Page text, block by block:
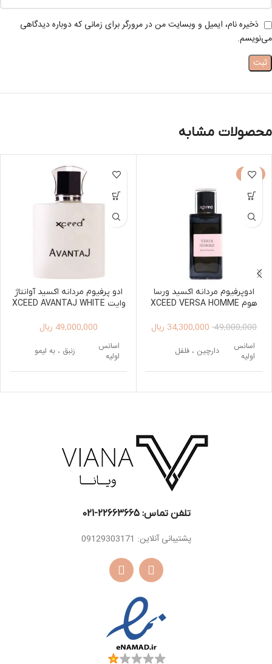
ذخیره نام، ایمیل و وبسایت من در مرورگر برای زمانی که دوباره دیدگاهی
می‌نویسم.
محصولات مشابه
-30%
ادوپرفیوم مردانه اکسید ورسا
هوم XCEED VERSA HOMME
49,000,000
34,300,000 ریال
اسانس
اولیه
دارچین ، فلفل
اسانس
روایح دودی، گل
مشک ، وانیل ، خس
خس ، سدر ، گیاه
ناگارموتا، ترکیب ایزو
ادو پرفیوم مردانه اکسید آوانتاژ
وایت XCEED AVANTAJ WHITE
49,000,000 ریال
اسانس
اولیه
زنبق ، به لیمو
میانی
برگ بنفشه
تلفن تماس: 22663665-021​
پشتیبانی آنلاین: 09129303171